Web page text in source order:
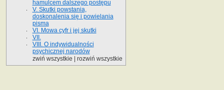
hamulcem dalszego postępu
V. Skutki powstania,
doskonalenia się i powielania
pisma
VI. Mowa cyfr i jej skutki
VII.
VIII. O indywidualności
psychicznej narodów
zwiń wszystkie
rozwiń wszystkie